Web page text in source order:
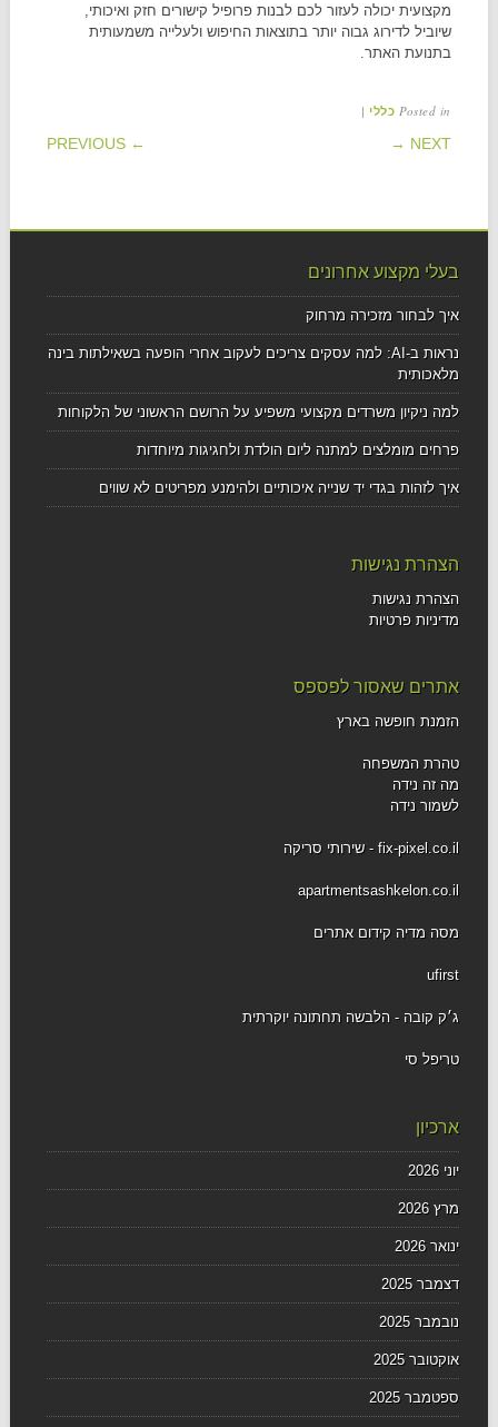
מקצועית יכולה לעזור לכם לבנות פרופיל קישורים חזק ואיכותי,
שיוביל לדירוג גבוה יותר בתוצאות החיפוש ולעלייה משמעותית
בתנועת האתר.
Posted in כללי |
POST NAVIGATION
← PREVIOUS NEXT →
בעלי מקצוע אחרונים
איך לבחור מזכירה מרחוק
נראות ב-AI: למה עסקים צריכים לעקוב אחרי הופעה בשאילתות בינה
מלאכותית
למה ניקיון משרדים מקצועי משפיע על הרושם הראשוני של הלקוחות
פרחים מומלצים למתנה ליום הולדת ולחגיגות מיוחדות
איך לזהות בגדי יד שנייה איכותיים ולהימנע מפריטים לא שווים
הצהרת נגישות
הצהרת נגישות
מדיניות פרטיות
אתרים שאסור לפספס
הזמנת חופשה בארץ
טהרת המשפחה
מה זה נידה
לשמור נידה
fix-pixel.co.il - שירותי סריקה
apartmentsashkelon.co.il
מסה מדיה קידום אתרים
ufirst
ג׳ק קובה - הלבשה תחתונה יוקרתית
טריפל סי
ארכיון
יוני 2026
מרץ 2026
ינואר 2026
דצמבר 2025
נובמבר 2025
אוקטובר 2025
ספטמבר 2025